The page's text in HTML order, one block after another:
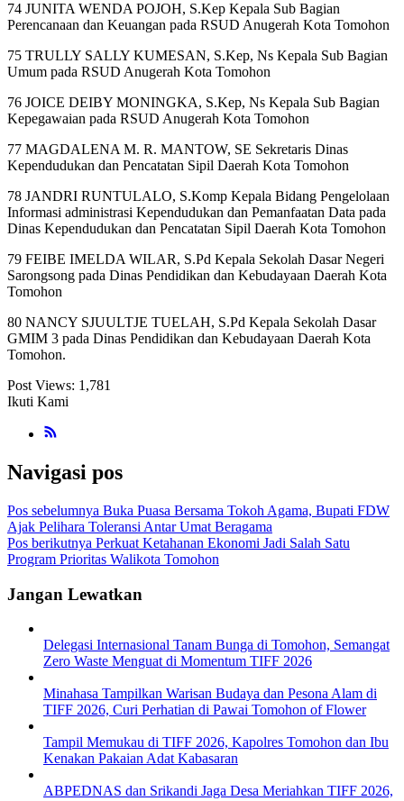
74 JUNITA WENDA POJOH, S.Kep Kepala Sub Bagian
Perencanaan dan Keuangan pada RSUD Anugerah Kota Tomohon
75 TRULLY SALLY KUMESAN, S.Kep, Ns Kepala Sub Bagian
Umum pada RSUD Anugerah Kota Tomohon
76 JOICE DEIBY MONINGKA, S.Kep, Ns Kepala Sub Bagian
Kepegawaian pada RSUD Anugerah Kota Tomohon
77 MAGDALENA M. R. MANTOW, SE Sekretaris Dinas
Kependudukan dan Pencatatan Sipil Daerah Kota Tomohon
78 JANDRI RUNTULALO, S.Komp Kepala Bidang Pengelolaan
Informasi administrasi Kependudukan dan Pemanfaatan Data pada
Dinas Kependudukan dan Pencatatan Sipil Daerah Kota Tomohon
79 FEIBE IMELDA WILAR, S.Pd Kepala Sekolah Dasar Negeri
Sarongsong pada Dinas Pendidikan dan Kebudayaan Daerah Kota
Tomohon
80 NANCY SJUULTJE TUELAH, S.Pd Kepala Sekolah Dasar
GMIM 3 pada Dinas Pendidikan dan Kebudayaan Daerah Kota
Tomohon.
Post Views: 1,781
Ikuti Kami
Navigasi pos
Pos sebelumnya Buka Puasa Bersama Tokoh Agama, Bupati FDW
Ajak Pelihara Toleransi Antar Umat Beragama
Pos berikutnya Perkuat Ketahanan Ekonomi Jadi Salah Satu
Program Prioritas Walikota Tomohon
Jangan Lewatkan
Delegasi Internasional Tanam Bunga di Tomohon, Semangat
Zero Waste Menguat di Momentum TIFF 2026
Minahasa Tampilkan Warisan Budaya dan Pesona Alam di
TIFF 2026, Curi Perhatian di Pawai Tomohon of Flower
Tampil Memukau di TIFF 2026, Kapolres Tomohon dan Ibu
Kenakan Pakaian Adat Kabasaran
ABPEDNAS dan Srikandi Jaga Desa Meriahkan TIFF 2026,